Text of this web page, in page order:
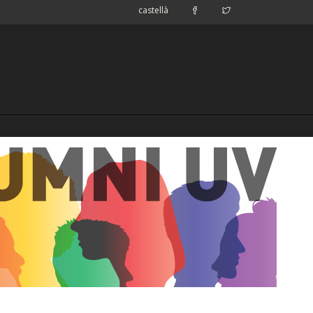
castellà